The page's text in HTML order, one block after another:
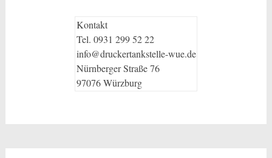
Kontakt
Tel. 0931 299 52 22
info@druckertankstelle-wue.de
Nürnberger Straße 76
97076 Würzburg